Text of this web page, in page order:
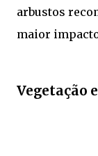
arbustos
maior
Vegetação